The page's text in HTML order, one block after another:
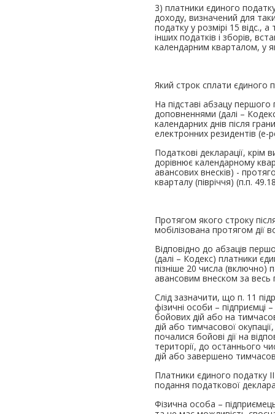
3) платники єдиного
доходу, визначений для
податку у розмірі 15 відс.,
інших податків і зборів,
календарним кварталом, у
Який строк сплати єдиного
На підставі абзацу
доповненнями (далі –
календарних днів після
електронних резидентів (е-
Податкові декларації,
дорівнює календарному
авансових внесків) -
кварталу (півріччя) (п.п.
Протягом якого строку
мобілізована протягом дії
Відповідно до абзаців
(далі – Кодекс) платники
пізніше 20 числа (включно)
авансовим внеском за весь
Слід зазначити, що п. 11
фізичні особи – підприємці
бойових дій або на
дій або тимчасової
почалися бойові дії на
території, до останнього
дій або завершено
Платники єдиного податку
подання податкової
Фізична особа –